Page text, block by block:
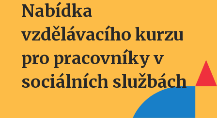
Nabídka
vzdělávacího kurzu
pro pracovníky v
sociálních službách